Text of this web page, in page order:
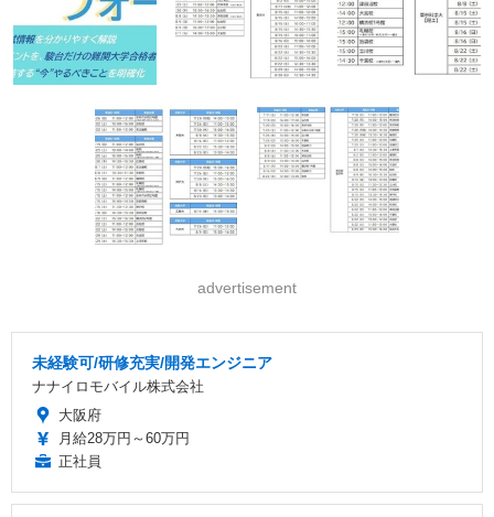
advertisement
未経験可/研修充実/開発エンジニア
ナナイロモバイル株式会社
大阪府
月給28万円～60万円
正社員